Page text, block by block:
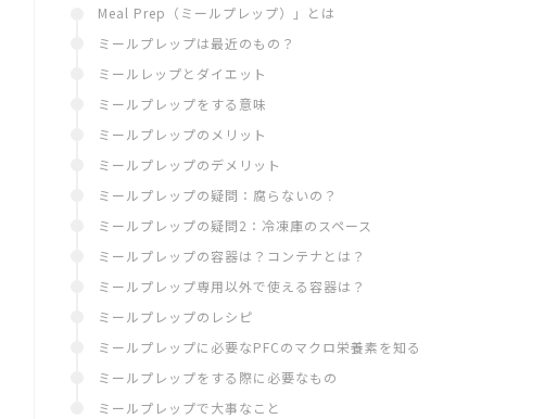
Meal Prep（ミールプレップ）」とは
ミールプレップは最近のもの？
ミールレップとダイエット
ミールプレップをする意味
ミールプレップのメリット
ミールプレップのデメリット
ミールプレップの疑問：腐らないの？
ミールプレップの疑問2：冷凍庫のスペース
ミールプレップの容器は？コンテナとは？
ミールプレップ専用以外で使える容器は？
ミールプレップのレシピ
ミールプレップに必要なPFCのマクロ栄養素を知る
ミールプレップをする際に必要なもの
ミールプレップで大事なこと